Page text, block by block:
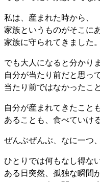
私は、産まれた時から、
家族というものがそこに
家族に守られてきました。
でも大人になると分かり
自分が当たり前だと思っ
当たり前ではなかったこと
自分が産まれてきたこと
あることも、食べていけ
ぜんぶぜんぶ、なに一つ
ひとりでは何もなし得な
ある日突然、孤独な瞬間